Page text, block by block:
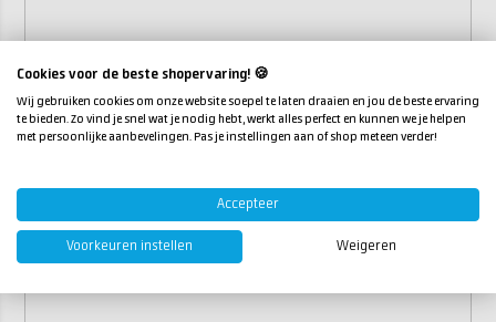
Cookies voor de beste shopervaring! 🍪
Wij gebruiken cookies om onze website soepel te laten draaien en jou de beste ervaring
te bieden. Zo vind je snel wat je nodig hebt, werkt alles perfect en kunnen we je helpen
met persoonlijke aanbevelingen. Pas je instellingen aan of shop meteen verder!
Accepteer
Voorkeuren instellen Weigeren